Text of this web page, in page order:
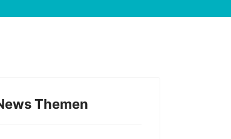
Themen